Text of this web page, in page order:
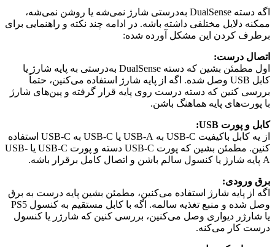
اگه دسته DualSense به‌درستی شارژ نمی‌شه یا روشن نمی‌شه،
ممکنه دلایل مختلفی داشته باشه. در ادامه چند نکته و راهنمایی برای
برطرف کردن این مشکل آورده شده:
اتصال درست:
اول مطمئن بشین که دسته DualSense به‌درستی به پایه شارژ یا
کابل USB وصل شده. اگه از پایه شارژ استفاده می‌کنین، حتماً
بررسی کنین که دسته درست روی پایه قرار گرفته و پین‌های شارژ
با پورت‌های پایه هماهنگ باشن.
کابل و پورت USB:
از یه کابل باکیفیت USB-C به USB-A یا USB-C به USB-C استفاده
کنین. مطمئن بشین که پورت USB-C دسته و پورت USB-C یا USB-
A پایه شارژ یا کنسول سالم باشن و اتصال کامل برقرار باشه.
برق ورودی:
اگه از پایه شارژ استفاده می‌کنین، مطمئن بشین پایه درست به برق
وصل شده و منبع تغذیه سالمه. اگه با کابل مستقیم به کنسول PS5
یا شارژر دیواری وصل می‌کنین، بررسی کنین که شارژر یا کنسول
درست کار می‌کنه.